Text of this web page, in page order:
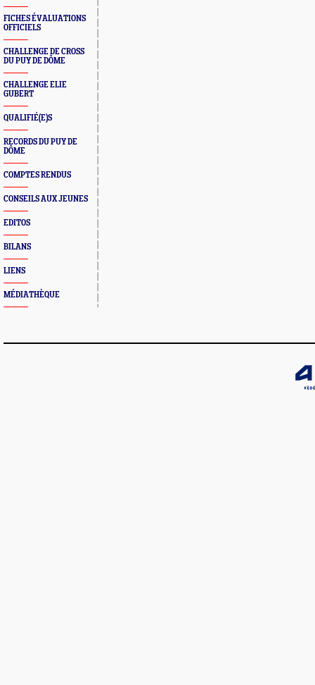
FICHES ÉVALUATIONS
OFFICIELS
CHALLENGE DE CROSS
DU PUY DE DÔME
CHALLENGE ELIE
GUBERT
QUALIFIÉ(E)S
RECORDS DU PUY DE
DÔME
COMPTES RENDUS
CONSEILS AUX JEUNES
EDITOS
BILANS
LIENS
MÉDIATHÈQUE